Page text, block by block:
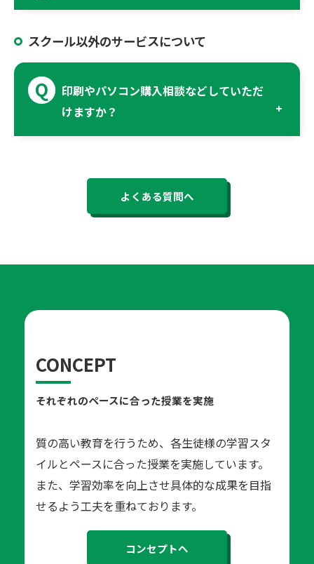
スクール以外のサービスについて
印刷やパソコン購入相談などしていただ
けますか？
よくある質問へ
CONCEPT
それぞれのペースに合った授業を実施
質の高い教育を行うため、各生徒様の学習スタ
イルとペースに合った授業を実施しています。
また、学習効率を向上させ具体的な成果を目指
せるよう工夫を重ねております。
コンセプトへ